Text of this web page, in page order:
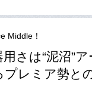
Middle！
さは“泥沼”
プレミア勢と